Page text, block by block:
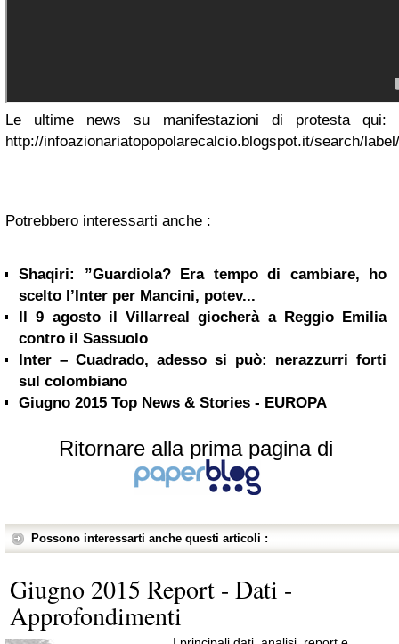
Le ultime news su manifestazioni di protesta qui:
http://infoazionariatopopolarecalcio.blogspot.it/search/
Potrebbero interessarti anche :
Shaqiri: ”Guardiola? Era tempo di cambiare, ho
scelto l’Inter per Mancini, potev...
Il 9 agosto il Villarreal giocherà a Reggio Emilia
contro il Sassuolo
Inter – Cuadrado, adesso si può: nerazzurri forti
sul colombiano
Giugno 2015 Top News & Stories - EUROPA
Ritornare alla prima pagina di
Possono interessarti anche questi articoli :
Giugno 2015 Report - Dati -
Approfondimenti